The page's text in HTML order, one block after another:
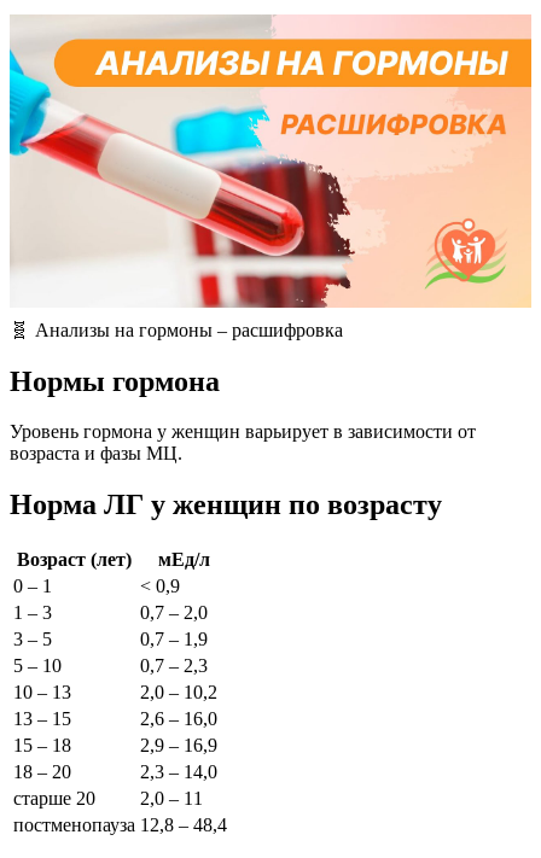
🧬 Анализы на гормоны – расшифровка
Нормы гормона
Уровень гормона у женщин варьирует в зависимости от
возраста и фазы МЦ.
Норма ЛГ у женщин по возрасту
Возраст (лет)
мЕд/л
0 – 1
< 0,9
1 – 3
0,7 – 2,0
3 – 5
0,7 – 1,9
5 – 10
0,7 – 2,3
10 – 13
2,0 – 10,2
13 – 15
2,6 – 16,0
15 – 18
2,9 – 16,9
18 – 20
2,3 – 14,0
старше 20
2,0 – 11
постменопауза 12,8 – 48,4